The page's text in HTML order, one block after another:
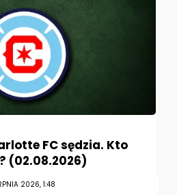
FC sędzia. Kto
(02.08.2026)
2026, 1:48